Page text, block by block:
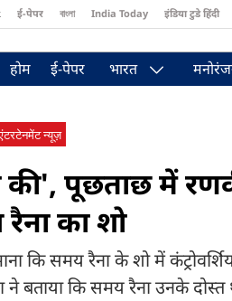
ई-पेपर বাংলা India Today इंडिया टुडे हिंदी
होम ई-पेपर भारत
न्यूज़
पूछताछ में
का शो
कि समय रैना के शो में
ने बताया कि समय रैना उनके